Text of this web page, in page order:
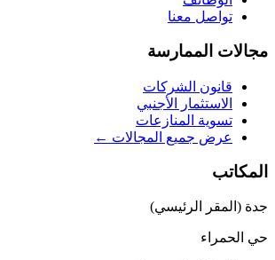
تواصل معنا
مجالات الممارسة
قانون الشركات
الاستثمار الأجنبي
تسوية المنازعات
عرض جميع المجالات ←
المكاتب
جدة (المقر الرئيسي)
حي الحمراء